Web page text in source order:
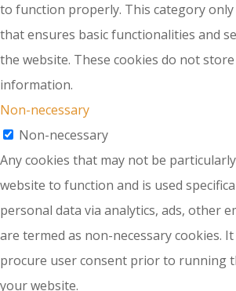
to function properly. This category only
that ensures basic functionalities and
the website. These cookies do not
information.
Non-necessary
Non-necessary
Any cookies that may not be
website to function and is used
personal data via analytics, ads, other
are termed as non-necessary cookies.
procure user consent prior to running
your website.